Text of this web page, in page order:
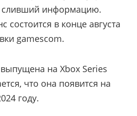
сливший информацию.
состоится в конце августа
gamescom.
выпущена на Xbox Series
что она появится на
году.